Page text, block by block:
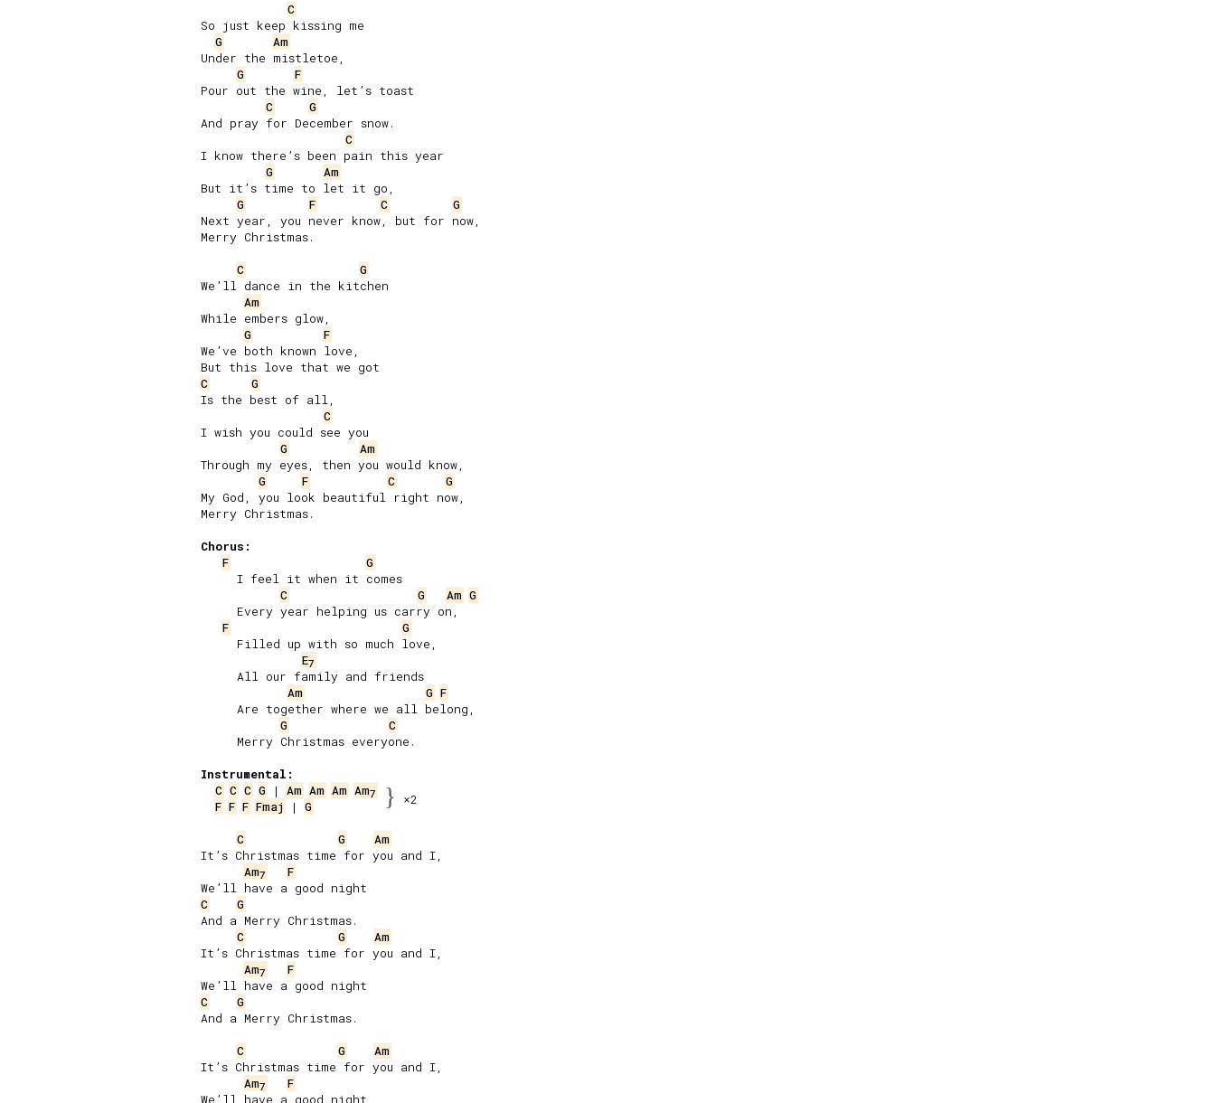
C
So just keep kissing me
G
Am
Under the mistletoe,
G
F
Pour out the wine, let’s toast
C
G
And pray for December snow.
C
I know there’s been pain this year
G
Am
But it’s time to let it go,
G
F C
G
Next year, you never know, but for now,
Merry Christmas.
C
G
We’ll dance in the kitchen
Am
While embers glow,
G
F
We’ve both known love,
C
G
Is the best of all,
C
I wish you could see you
G
Am
Through my eyes, then you would know,
G
F C
G
My God, you look beautiful right now,
Merry Christmas.
Chorus:
F
G
     I feel it when it comes
C
G Am G
     Every year helping us carry on,
F
G
     Filled up with so much love,
E7
     All our family and friends
Am
G F
     Are together where we all belong,
G
C
     Merry Christmas everyone.
Instrumental:
C C C G | Am Am Am Am7
F F F Fmaj | G } ×2
C G
Am
It’s Christmas time for you and I,
Am7
F
C
G
And a Merry Christmas.
C
G
Am
It’s Christmas time for you and I,
Am7
F
C
G
And a Merry Christmas.
C
G
Am
It’s Christmas time for you and I,
Am7
F